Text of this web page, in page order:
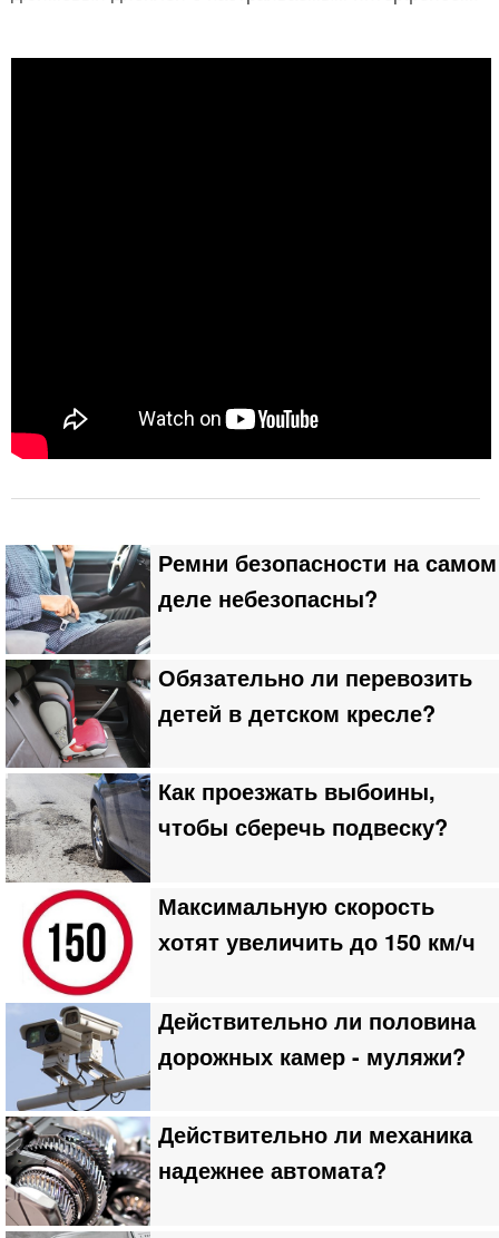
Ремни безопасности на самом
деле небезопасны?
Обязательно ли перевозить
детей в детском кресле?
Как проезжать выбоины,
чтобы сберечь подвеску?
Максимальную скорость
хотят увеличить до 150 км/ч
Действительно ли половина
дорожных камер - муляжи?
Действительно ли механика
надежнее автомата?